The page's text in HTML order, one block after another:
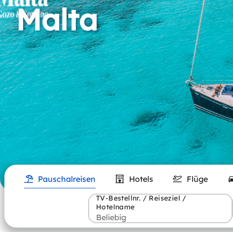
Malta
Pauschalreisen Hotels Flüge
TV-Bestellnr. / Reiseziel /
Hotelname